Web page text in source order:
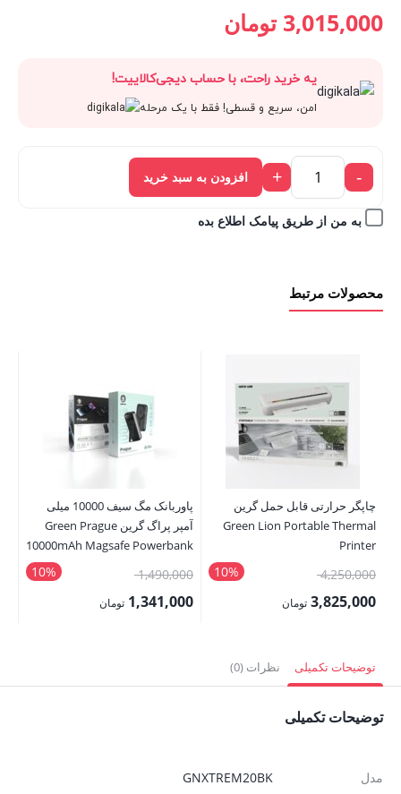
3,015,000 تومان.
قیمت
3,350,000 تومان
بود.
3,015,000 تومان
فعلی:
3,015,000 تومان.
یه خرید راحت، با حساب دیجی‌کالاییت!
امن، سریع و قسطی! فقط با یک مرحله
-
+ افزودن به سبد خرید
به من از طریق پیامک اطلاع بده
محصولات مرتبط
چاپگر حرارتی قابل حمل گرین
Green Lion Portable Thermal
Printer
10% 4,250,000قیمت
اصلی:3,825,000 تومان
3,825,000 تومان.
پاوربانک مگ سیف 10000 میلی
آمپر پراگ گرین Green Prague
10000mAh Magsafe Powerbank
10% 1,490,000قیمت
اصلی:1,341,000 تومان
توضیحات تکمیلی نظرات (0)
توضیحات تکمیلی
مدل GNXTREM20BK